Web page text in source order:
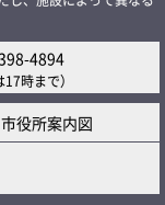
4894
時まで）
市役所案内図